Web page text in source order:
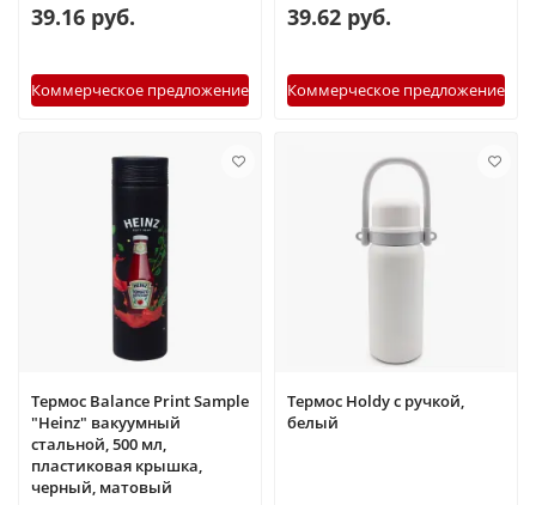
39.16 руб.
Коммерческое предложение
39.62 руб.
Коммерческое предложение
Термос Balance Print Sample
"Heinz" вакуумный
стальной, 500 мл,
пластиковая крышка,
черный, матовый
Термос Holdy с ручкой,
белый